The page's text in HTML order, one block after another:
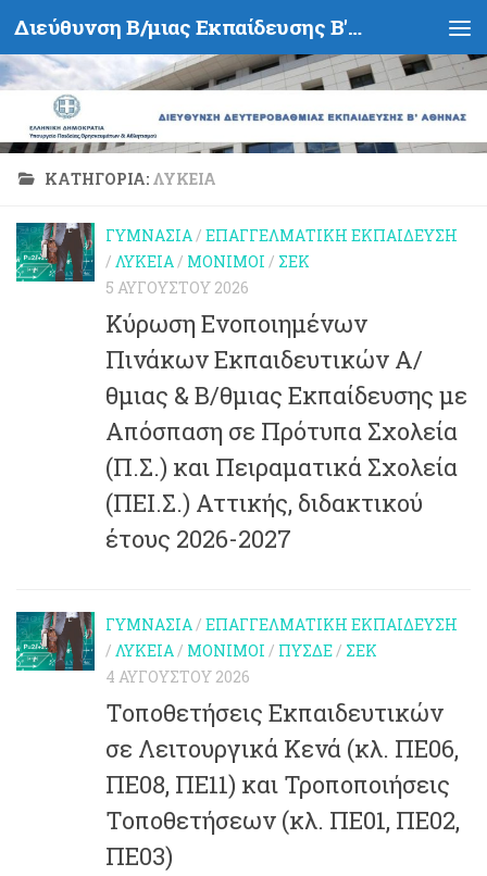
Skip to content Διεύθυνση Β/μιας Εκπαίδευσης Β' Αθήνας - Υπουργείο Παιδείας, Θρησκευμάτων και Αθλητισμού- Ελληνική Δημοκρατία
ΚΑΤΗΓΟΡΊΑ: ΛΎΚΕΙΑ
ΓΥΜΝΆΣΙΑ/ ΕΠΑΓΓΕΛΜΑΤΙΚΉ ΕΚΠΑΊΔΕΥΣΗ
/ ΛΎΚΕΙΑ/ ΜΌΝΙΜΟΙ / ΣΕΚ
5 ΑΥΓΟΎΣΤΟΥ 2026
Κύρωση Ενοποιημένων
Πινάκων Εκπαιδευτικών Α/
θμιας & Β/θμιας Εκπαίδευσης με
Απόσπαση σε Πρότυπα Σχολεία
(Π.Σ.) και Πειραματικά Σχολεία
(ΠΕΙ.Σ.) Αττικής, διδακτικού
έτους 2026-2027
ΓΥΜΝΆΣΙΑ/ ΕΠΑΓΓΕΛΜΑΤΙΚΉ ΕΚΠΑΊΔΕΥΣΗ
/ ΛΎΚΕΙΑ/ ΜΌΝΙΜΟΙ / ΠΥΣΔΕ/ ΣΕΚ
4 ΑΥΓΟΎΣΤΟΥ 2026
Τοποθετήσεις Εκπαιδευτικών
σε Λειτουργικά Κενά (κλ. ΠΕ06,
ΠΕ08, ΠΕ11) και Τροποποιήσεις
Τοποθετήσεων (κλ. ΠΕ01, ΠΕ02,
ΠΕ03)